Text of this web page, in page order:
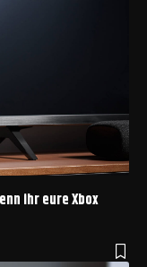
ihr eure Xbox